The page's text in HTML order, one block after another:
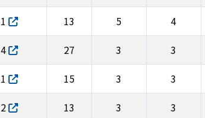
1 13 5 4
4 27 3 3
1 15 3 3
2 13 3 3